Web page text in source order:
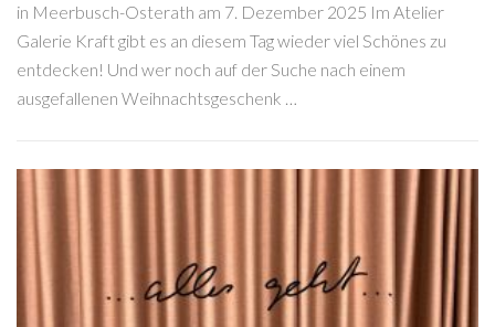
in Meerbusch-Osterath am 7. Dezember 2025 Im Atelier
Galerie Kraft gibt es an diesem Tag wieder viel Schönes zu
entdecken! Und wer noch auf der Suche nach einem
ausgefallenen Weihnachtsgeschenk …